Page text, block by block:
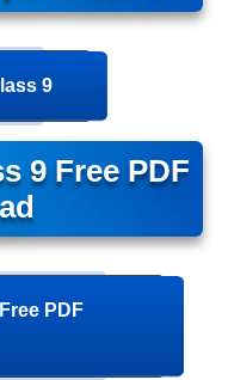
9
9 Free PDF
PDF